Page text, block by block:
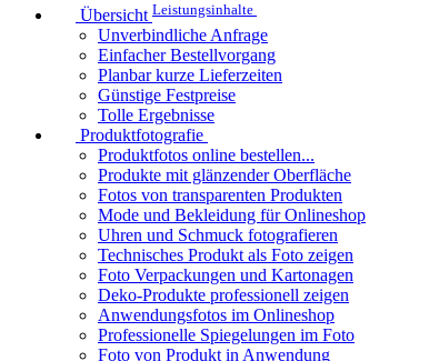
Übersicht Leistungsinhalte
Unverbindliche Anfrage
Einfacher Bestellvorgang
Planbar kurze Lieferzeiten
Günstige Festpreise
Tolle Ergebnisse
Produktfotografie
Produktfotos online bestellen...
Produkte mit glänzender Oberfläche
Fotos von transparenten Produkten
Mode und Bekleidung für Onlineshop
Uhren und Schmuck fotografieren
Technisches Produkt als Foto zeigen
Foto Verpackungen und Kartonagen
Deko-Produkte professionell zeigen
Anwendungsfotos im Onlineshop
Professionelle Spiegelungen im Foto
Foto von Produkt in Anwendung